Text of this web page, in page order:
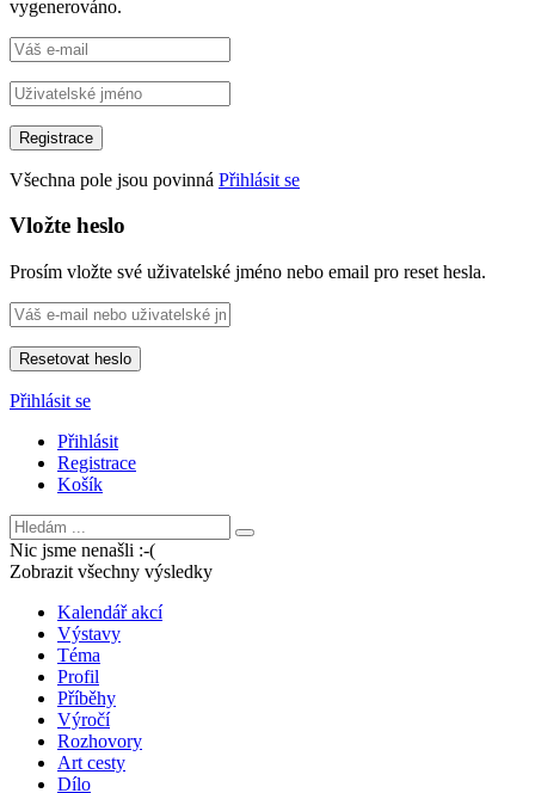
vygenerováno.
Všechna pole jsou povinná Přihlásit se
Vložte heslo
Prosím vložte své uživatelské jméno nebo email pro reset hesla.
Přihlásit se
Přihlásit
Registrace
Košík
Nic jsme nenašli :-(
Zobrazit všechny výsledky
Kalendář akcí
Výstavy
Téma
Profil
Příběhy
Výročí
Rozhovory
Art cesty
Dílo